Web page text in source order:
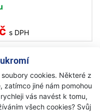
cookies. Některé z
zatímco jiné nám pomohou
vás navést k tomu,
všech cookies? Svůj
s DPH
GREEN STELLA SP s
& Stratton 875